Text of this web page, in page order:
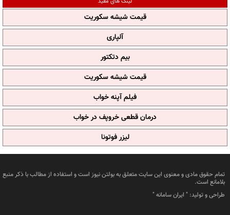
قیمت شیشه سکوریت
آلپاری
بیم دتکتور
قیمت شیشه سکوریت
فیلم آپنه خواب
درمان قطعی خروپف در خواب
لیزر فوتونا
تمام حقوق مادی و معنوی این سایت متعلق به بولتن نیوز است و استفاده از مطالب با ذکر منبع
بلامانع است.
طراحی و تولید: " ایران سامانه"